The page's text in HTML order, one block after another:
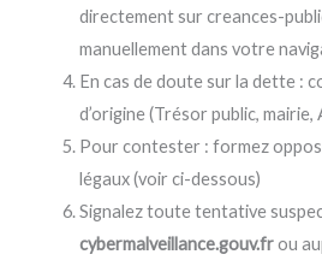
directement sur creances-
manuellement dans votre
En cas de doute sur la dette :
d’origine (Trésor public,
Pour contester : formez
légaux (voir ci-dessous)
Signalez toute tentative
cybermalveillance.gouv.frou